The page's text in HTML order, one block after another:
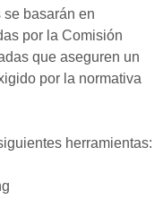
se basarán en
por la Comisión
que aseguren un
por la normativa
herramientas: